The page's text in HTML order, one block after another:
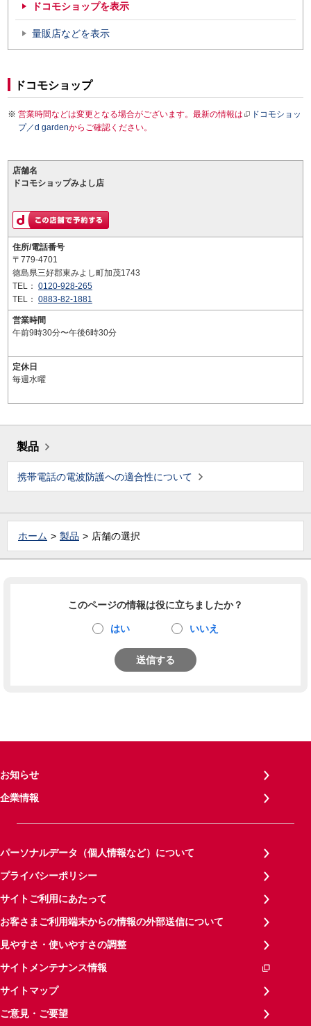
ドコモショップを表示
量販店などを表示
ドコモショップ
営業時間などは変更となる場合がございます。最新の情報は
ドコモショッ
プ／d gardenからご確認ください。
店舗名
ドコモショップみよし店
住所/電話番号
〒779-4701
徳島県三好郡東みよし町加茂1743
TEL： 0120-928-265
TEL： 0883-82-1881
営業時間
午前9時30分〜午後6時30分
定休日
毎週水曜
製品
携帯電話の電波防護への適合性について
ホーム 製品 店舗の選択
このページの情報は役に立ちましたか？
はい いいえ
送信する
お知らせ
企業情報
パーソナルデータ（個人情報など）について
プライバシーポリシー
サイトご利用にあたって
お客さまご利用端末からの情報の外部送信について
見やすさ・使いやすさの調整
サイトメンテナンス情報
サイトマップ
ご意見・ご要望